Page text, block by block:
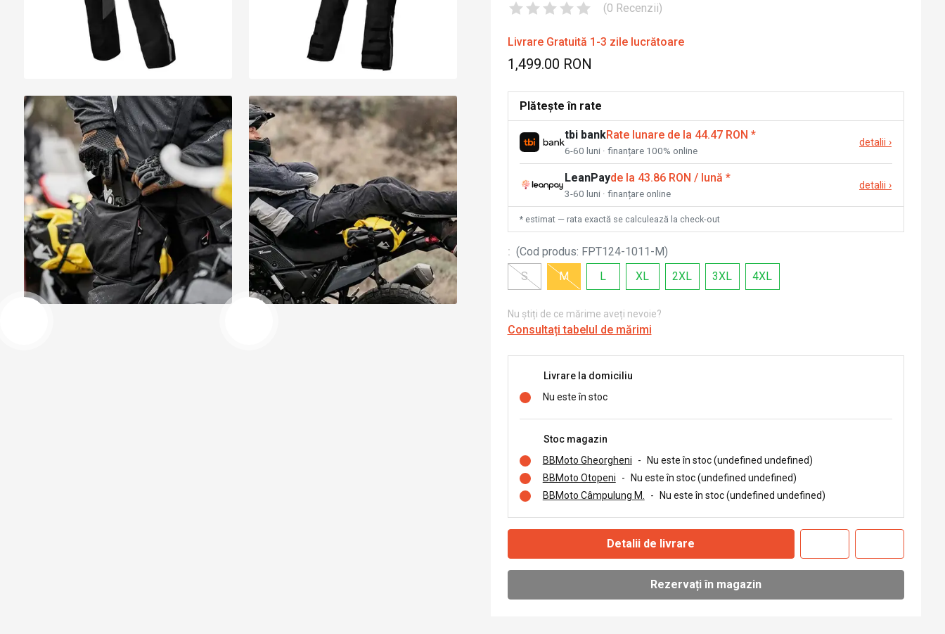
(0 Recenzii)
Livrare Gratuită 1-3 zile lucrătoare
1,499.00 RON
Plătește în rate
tbi bankRate lunare de la 44.47 RON *
6-60 luni · finanțare 100% online
detalii ›
LeanPayde la 43.86 RON / lună *
3-60 luni · finanțare online
detalii ›
* estimat — rata exactă se calculează la check-out
: (Cod produs: FPT124-1011-M)
S
M L XL 2XL 3XL 4XL
Nu știți de ce mărime aveți nevoie?
Consultați tabelul de mărimi
Livrare la domiciliu
Nu este în stoc
Stoc magazin
BBMoto Gheorgheni
-
Nu este în stoc (undefined undefined)
BBMoto Otopeni
-
Nu este în stoc (undefined undefined)
BBMoto Câmpulung M.
- Nu este în stoc (undefined undefined)
Detalii de livrare
Rezervați în magazin